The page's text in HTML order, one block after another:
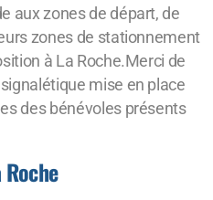
aux zones de départ, de
zones de stationnement
à La Roche.Merci de
mise en place
des bénévoles présents